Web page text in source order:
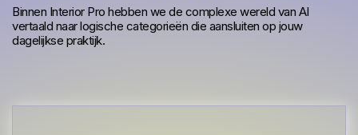
Binnen Interior Pro hebben we de complexe wereld van AI
vertaald naar logische categorieën die aansluiten op jouw
dagelijkse praktijk.